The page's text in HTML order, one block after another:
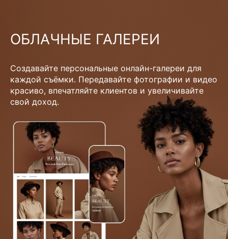
ОБЛАЧНЫЕ ГАЛЕРЕИ
Создавайте персональные онлайн-галереи для
каждой съёмки. Передавайте фотографии и видео
красиво, впечатляйте клиентов и увеличивайте
свой доход.